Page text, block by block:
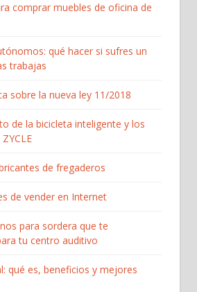
comprar muebles de oficina de
qué hacer si sufres un
trabajas
sobre la nueva ley 11/2018
de la bicicleta inteligente y los
de fregaderos
de vender en Internet
para sordera que te
tu centro auditivo
qué es, beneficios y mejores